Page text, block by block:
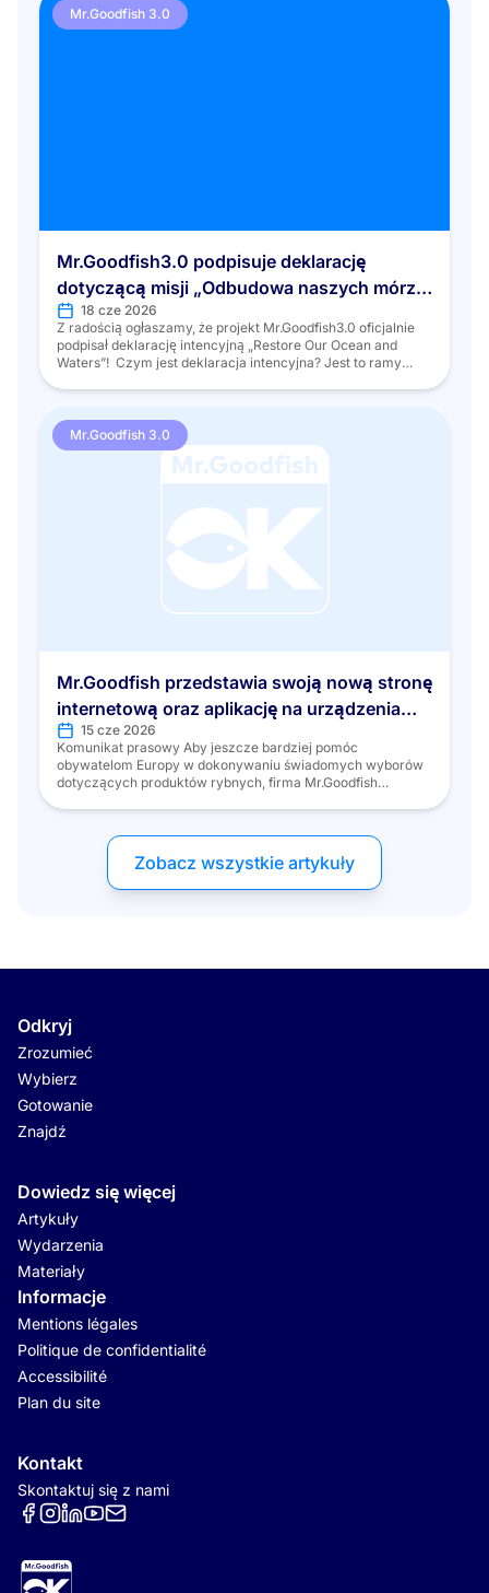
3.0 i VeriFish, finansowane przez UE, wspólnie
zorganizowały seminarium internetowe pod tytułem: „Czy
Mr.Goodfish 3.0
Mr.Goodfish3.0 podpisuje deklarację
dotyczącą misji „Odbudowa naszych mórz i
wód”18 cze 2026
Z radością ogłaszamy, że projekt Mr.Goodfish3.0 oficjalnie
podpisał deklarację intencyjną „Restore Our Ocean and
Waters”! Czym jest deklaracja intencyjna? Jest to ramy
społeczeństwo obywatelskie, do podjęcia konkretnych
działań na rzecz odbudowy i ochrony oceanów, mórz oraz
ekosystemów słodkowodnych w Europie. […]
Mr.Goodfish 3.0
Mr.Goodfish przedstawia swoją nową stronę
internetową oraz aplikację na urządzenia
mobilne
15 cze 2026
Komunikat prasowy Aby jeszcze bardziej pomóc
obywatelom Europy w dokonywaniu świadomych wyborów
dotyczących produktów rybnych, firma Mr.Goodfish
Mr.Goodfish, wiodąca europejska inicjatywa promująca
zrównoważoną konsumpcję produktów rybnych, z dumą
ogłasza uruchomienie całkowicie odnowionej strony
internetowej oraz aplikacji mobilnej. Ta cyfrowa
Zobacz wszystkie artykuły
Odkryj
Zrozumieć
Wybierz
Gotowanie
Znajdź
Dowiedz się więcej
Artykuły
Wydarzenia
Materiały
Informacje
Mentions légales
Politique de confidentialité
Accessibilité
Plan du site
Kontakt
Skontaktuj się z nami
Réseaux sociaux